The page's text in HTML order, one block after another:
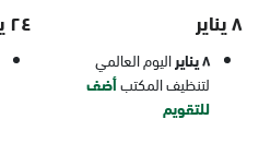
٨ يناير
٨ يناير
اليوم العالمي
لتنظيف المكتبأضف
للتقويم
٢٤ يناير